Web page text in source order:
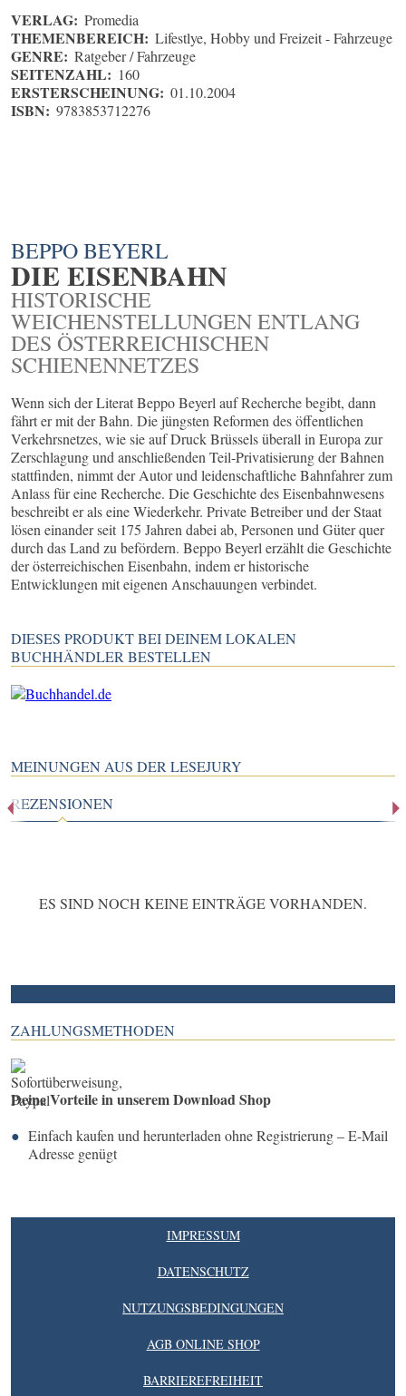
VERLAG: Promedia
THEMENBEREICH: Lifestlye, Hobby und Freizeit - Fahrzeuge
GENRE: Ratgeber / Fahrzeuge
SEITENZAHL: 160
ERSTERSCHEINUNG: 01.10.2004
ISBN: 9783853712276
BEPPO BEYERL
DIE EISENBAHN
HISTORISCHE
WEICHENSTELLUNGEN ENTLANG
DES ÖSTERREICHISCHEN
SCHIENENNETZES
Wenn sich der Literat Beppo Beyerl auf Recherche begibt, dann
fährt er mit der Bahn. Die jüngsten Reformen des öffentlichen
Verkehrsnetzes, wie sie auf Druck Brüssels überall in Europa zur
Zerschlagung und anschließenden Teil-Privatisierung der Bahnen
stattfinden, nimmt der Autor und leidenschaftliche Bahnfahrer zum
Anlass für eine Recherche. Die Geschichte des Eisenbahnwesens
beschreibt er als eine Wiederkehr. Private Betreiber und der Staat
lösen einander seit 175 Jahren dabei ab, Personen und Güter quer
durch das Land zu befördern. Beppo Beyerl erzählt die Geschichte
der österreichischen Eisenbahn, indem er historische
Entwicklungen mit eigenen Anschauungen verbindet.
DIESES PRODUKT BEI DEINEM LOKALEN
BUCHHÄNDLER BESTELLEN
MEINUNGEN AUS DER LESEJURY
REZENSIONEN
ES SIND NOCH KEINE EINTRÄGE VORHANDEN.
ZAHLUNGSMETHODEN
Deine Vorteile in unserem Download Shop
Einfach kaufen und herunterladen ohne Registrierung – E-Mail
Adresse genügt
IMPRESSUM
DATENSCHUTZ
NUTZUNGSBEDINGUNGEN
AGB ONLINE SHOP
BARRIEREFREIHEIT